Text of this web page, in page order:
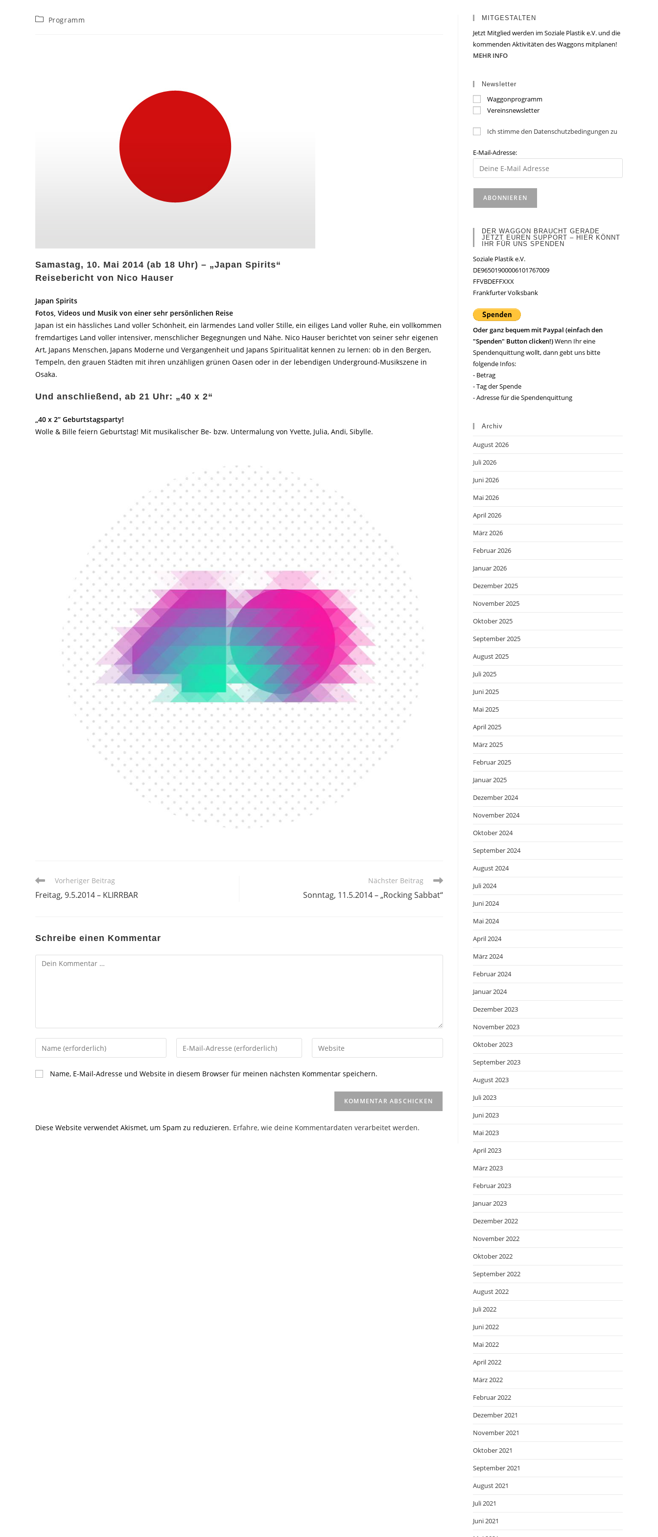
Beitrags-
Programm
Samastag, 10. Mai 2014 (ab 18 Uhr) – „Japan Spirits“
Reisebericht von Nico Hauser
Japan Spirits
Fotos, Videos und Musik von einer sehr persönlichen Reise
Japan ist ein hässliches Land voller Schönheit, ein lärmendes Land voller Stille, ein eiliges Land voller Ruhe, ein vollkommen
fremdartiges Land voller intensiver, menschlicher Begegnungen und Nähe. Nico Hauser berichtet von seiner sehr eigenen
Art, Japans Menschen, Japans Moderne und Vergangenheit und Japans Spiritualität kennen zu lernen: ob in den Bergen,
Tempeln, den grauen Städten mit ihren unzähligen grünen Oasen oder in der lebendigen Underground-Musikszene in
Osaka.
Und anschließend, ab 21 Uhr: „40 x 2“
„40 x 2“ Geburtstagsparty!
Wolle & Bille feiern Geburtstag! Mit musikalischer Be- bzw. Untermalung von Yvette, Julia, Andi, Sibylle.
Weitere
ansehen
Vorheriger Beitrag
Freitag, 9.5.2014 – KLIRRBAR
Nächster Beitrag
Sonntag, 11.5.2014 – „Rocking Sabbat“
Schreibe einen Kommentar
Kommentar
Gib
deinen
Namen
oder
ein
Gib
deine
ein
Gib
deine
Name, E-Mail-Adresse und Website in diesem Browser für meinen nächsten Kommentar speichern.
Diese Website verwendet Akismet, um Spam zu reduzieren. Erfahre, wie deine Kommentardaten verarbeitet werden.
MITGESTALTEN
Jetzt Mitglied werden im Soziale Plastik e.V. und die
kommenden Aktivitäten des Waggons mitplanen!
MEHR INFO
Newsletter
Waggonprogramm
Vereinsnewsletter
Ich stimme den Datenschutzbedingungen zu
E-Mail-Adresse:
DER WAGGON BRAUCHT GERADE
JETZT EUREN SUPPORT – HIER KÖNNT
IHR FÜR UNS SPENDEN
Soziale Plastik e.V.
DE96501900006101767009
FFVBDEFFXXX
Frankfurter Volksbank
Oder ganz bequem mit Paypal (einfach den
"Spenden" Button clicken!)Wenn Ihr eine
Spendenquittung wollt, dann gebt uns bitte
folgende Infos:
- Betrag
- Tag der Spende
- Adresse für die Spendenquittung
Archiv
August 2026
Juli 2026
Juni 2026
Mai 2026
April 2026
März 2026
Februar 2026
Januar 2026
Dezember 2025
November 2025
Oktober 2025
September 2025
August 2025
Juli 2025
Juni 2025
Mai 2025
April 2025
März 2025
Februar 2025
Januar 2025
Dezember 2024
November 2024
Oktober 2024
September 2024
August 2024
Juli 2024
Juni 2024
Mai 2024
April 2024
März 2024
Februar 2024
Januar 2024
Dezember 2023
November 2023
Oktober 2023
September 2023
August 2023
Juli 2023
Juni 2023
Mai 2023
April 2023
März 2023
Februar 2023
Januar 2023
Dezember 2022
November 2022
Oktober 2022
September 2022
August 2022
Juli 2022
Juni 2022
Mai 2022
April 2022
März 2022
Februar 2022
Dezember 2021
November 2021
Oktober 2021
September 2021
August 2021
Juli 2021
Juni 2021